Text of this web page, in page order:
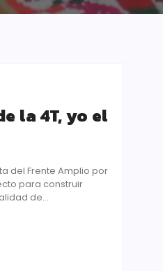
la 4T, yo el
del Frente Amplio por
para construir
de...